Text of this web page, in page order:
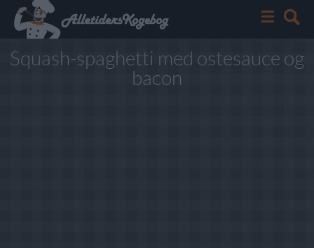
Squash-spaghetti med ostesauce og
bacon